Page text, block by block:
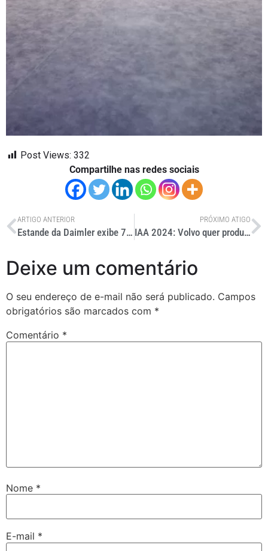
Post Views: 332
Compartilhe nas redes sociais
ARTIGO ANTERIOR
Estande da Daimler exibe 7 caminhões e ônibus no IAA
PRÓXIMO ATIGO
IAA 2024: Volvo quer produzir caminhões à hidrogênio até 2030
Deixe um comentário
O seu endereço de e-mail não será publicado. Campos
obrigatórios são marcados com *
Comentário *
Nome *
E-mail *